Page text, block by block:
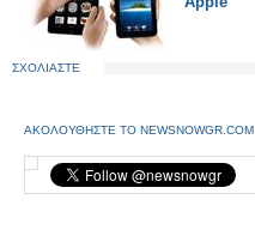
ΣΧΟΛΙΑΣΤΕ
ΑΚΟΛΟΥΘΗΣΤΕ ΤΟ NEWSNOWGR.COM